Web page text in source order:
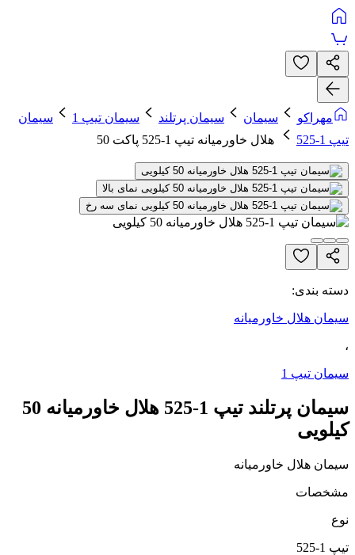
مهراکو سیمان سیمان پرتلند سیمان تیپ 1
سیمان
تیپ 1-525
هلال خاورمیانه تیپ 1-525 پاکت 50
دسته بندی:
سیمان هلال خاورمیانه
،
سیمان تیپ 1
سیمان پرتلند تیپ 1-525 هلال خاورمیانه 50
کیلویی
سیمان هلال خاورمیانه
مشخصات
نوع
تیپ 1-525